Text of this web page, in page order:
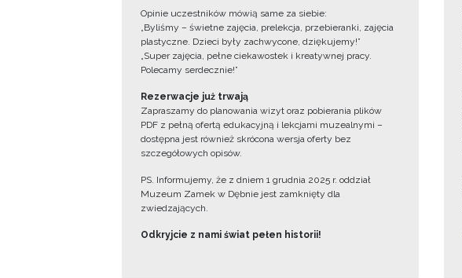
Opinie uczestników mówią same za siebie:
„Byliśmy – świetne zajęcia, prelekcja, przebieranki, zajęcia
plastyczne. Dzieci były zachwycone, dziękujemy!”
„Super zajęcia, pełne ciekawostek i kreatywnej pracy.
Polecamy serdecznie!”
Rezerwacje już trwają
Zapraszamy do planowania wizyt oraz pobierania plików
PDF z pełną ofertą edukacyjną i lekcjami muzealnymi –
dostępna jest również skrócona wersja oferty bez
szczegółowych opisów.
PS. Informujemy, że z dniem 1 grudnia 2025 r. oddział
Muzeum Zamek w Dębnie jest zamknięty dla
zwiedzających.
Odkryjcie z nami świat pełen historii!